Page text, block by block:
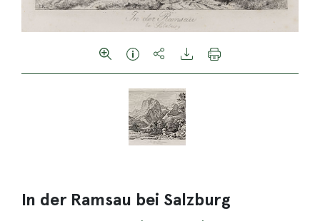
In der Ramsau bei Salzburg